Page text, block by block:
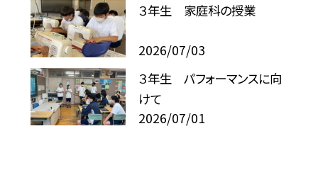
３年生 家庭科の授業
2026/07/03
３年生 パフォーマンスに向
けて
2026/07/01